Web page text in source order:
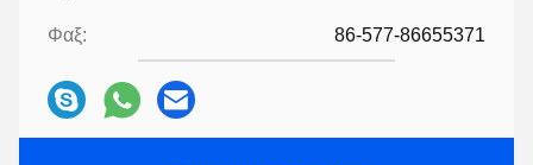
Φαξ: 86-577-86655371